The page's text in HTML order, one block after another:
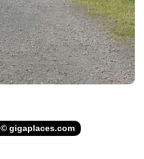
© gigaplaces.com